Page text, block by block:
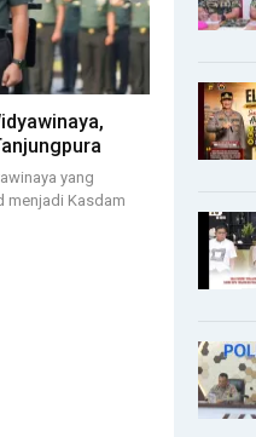
yang
menjadi Kasdam